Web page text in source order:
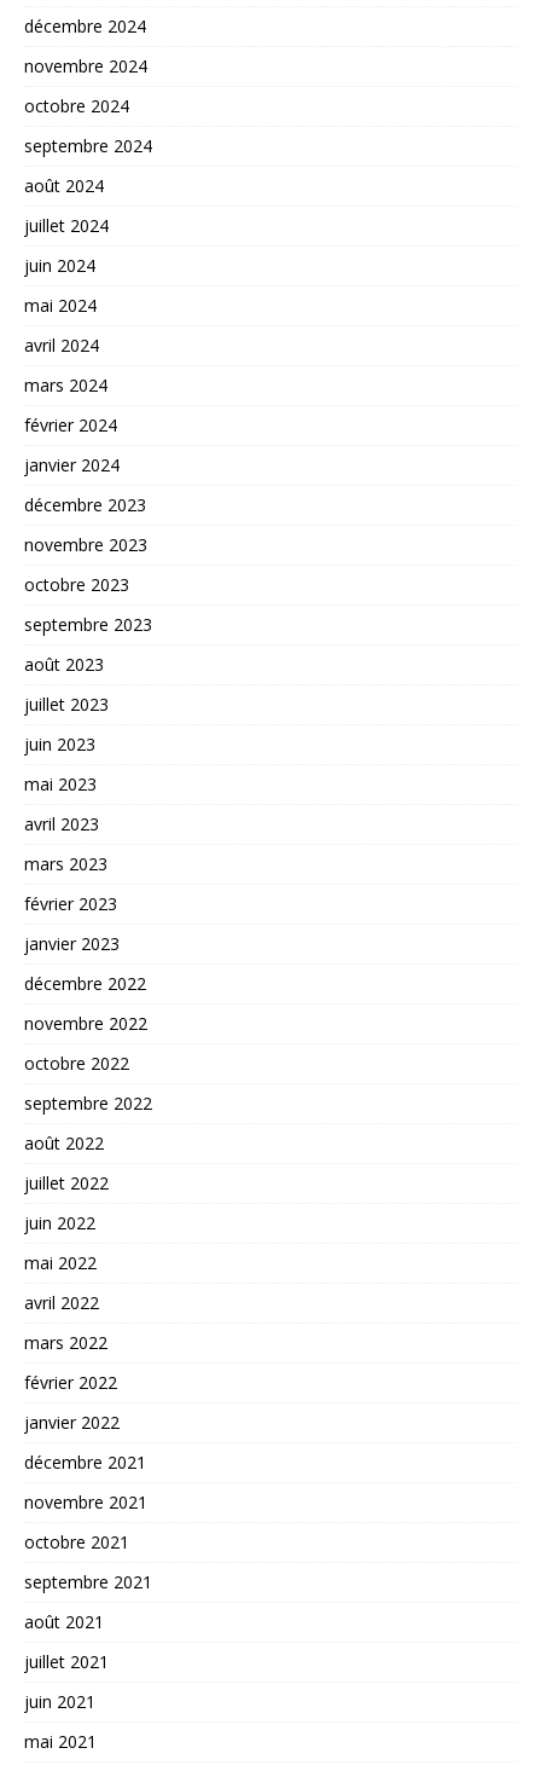
décembre 2024
novembre 2024
octobre 2024
septembre 2024
août 2024
juillet 2024
juin 2024
mai 2024
avril 2024
mars 2024
février 2024
janvier 2024
décembre 2023
novembre 2023
octobre 2023
septembre 2023
août 2023
juillet 2023
juin 2023
mai 2023
avril 2023
mars 2023
février 2023
janvier 2023
décembre 2022
novembre 2022
octobre 2022
septembre 2022
août 2022
juillet 2022
juin 2022
mai 2022
avril 2022
mars 2022
février 2022
janvier 2022
décembre 2021
novembre 2021
octobre 2021
septembre 2021
août 2021
juillet 2021
juin 2021
mai 2021